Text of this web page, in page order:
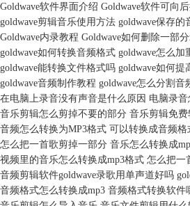
Goldwave软件界面介绍 Goldwave软件可向
goldwave剪辑音乐使用方法 goldwave保存的
Goldwave内录教程 Goldwave如何删除一部
goldwave如何转换音频格式 goldwave怎么加
goldwave能转换文件格式吗 goldwave如何提
goldwave音频制作教程 goldwave怎么分割音
在电脑上录音没有声音是什么原因 电脑录
音乐剪辑怎么剪掉不要的部分 音乐剪辑免
音频怎么转换为MP3格式 可以转换成音频
怎么把一首歌剪掉一部分 音乐怎么转换成
视频里的音乐怎么转换成mp3格式 怎么把一
音频剪辑软件goldwave录歌用单声道好吗
音频格式怎么转换成mp3 音频格式转换软件